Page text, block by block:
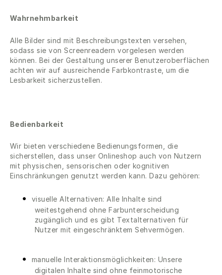
Wahrnehmbarkeit
Alle Bilder sind mit Beschreibungstexten versehen,
sodass sie von Screenreadern vorgelesen werden
können. Bei der Gestaltung unserer Benutzeroberflächen
achten wir auf ausreichende Farbkontraste, um die
Lesbarkeit sicherzustellen.
Bedienbarkeit
Wir bieten verschiedene Bedienungsformen, die
sicherstellen, dass unser Onlineshop auch von Nutzern
mit physischen, sensorischen oder kognitiven
Einschränkungen genutzt werden kann. Dazu gehören:
visuelle Alternativen: Alle Inhalte sind
weitestgehend ohne Farbunterscheidung
zugänglich und es gibt Textalternativen für
Nutzer mit eingeschränktem Sehvermögen.
manuelle Interaktionsmöglichkeiten: Unsere
digitalen Inhalte sind ohne feinmotorische